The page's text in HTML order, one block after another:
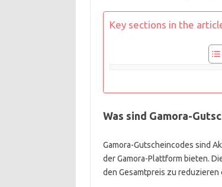
Key sections in the
Was sind Gamora-
Gamora-Gutscheincodes sind
der Gamora-Plattform bieten.
den Gesamtpreis zu